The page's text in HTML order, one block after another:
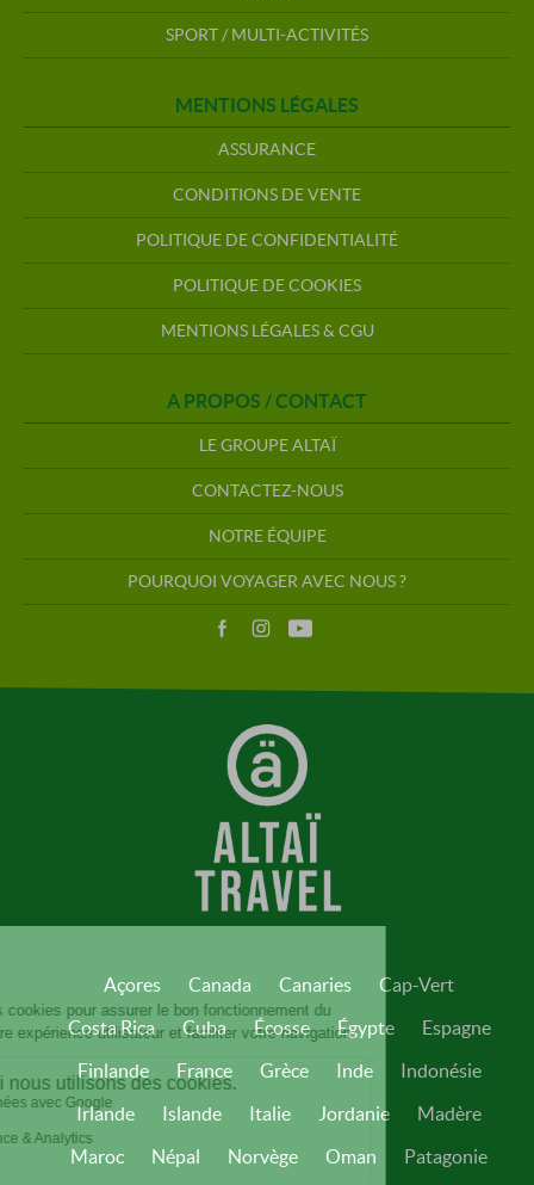
SPORT / MULTI-ACTIVITÉS
MENTIONS LÉGALES
ASSURANCE
CONDITIONS DE VENTE
POLITIQUE DE CONFIDENTIALITÉ
POLITIQUE DE COOKIES
MENTIONS LÉGALES & CGU
A PROPOS / CONTACT
LE GROUPE ALTAÏ
CONTACTEZ-NOUS
NOTRE ÉQUIPE
POURQUOI VOYAGER AVEC NOUS ?
Açores Canada Canaries
Cap-Vert
Costa Rica
Cuba Écosse Égypte
Espagne
Finlande
France Grèce Inde
Indonésie
Irlande
Islande Italie Jordanie
Madère
Maroc
Népal Norvège Oman Patagonie